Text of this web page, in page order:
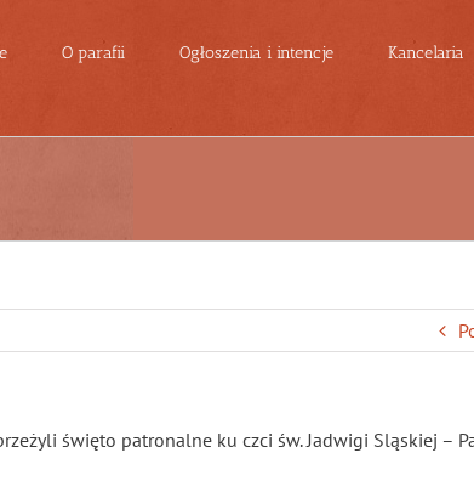
O parafii Ogłoszenia i intencje Kancelaria
święto patronalne ku czci św. Jadwigi Sląskiej –